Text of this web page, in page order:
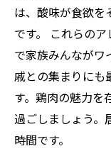
は、酸味が食欲を
です。 これらの
で家族みんながワ
戚との集まりにも
す。鶏肉の魅力を
過ごしましょう。
時間です。